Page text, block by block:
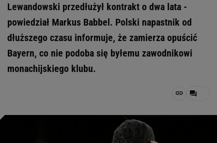
Lewandowski przedłużył kontrakt o dwa lata -
powiedział Markus Babbel. Polski napastnik od
dłuższego czasu informuje, że zamierza opuścić
Bayern, co nie podoba się byłemu zawodnikowi
monachijskiego klubu.